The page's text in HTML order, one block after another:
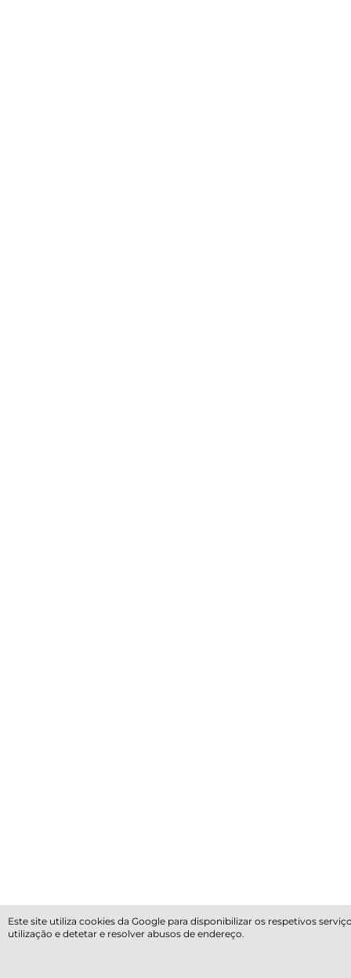
Este site utiliza cookies da Google para disponibilizar os respetivos
utilização e detetar e resolver abusos de endereço.